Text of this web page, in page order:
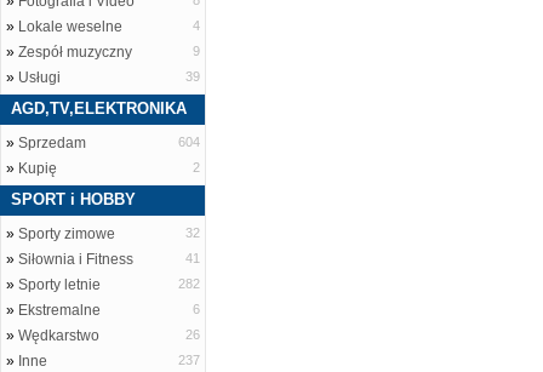
» Lokale weselne 4
» Zespół muzyczny 9
» Usługi 39
AGD,TV,ELEKTRONIKA
» Sprzedam 604
» Kupię 2
SPORT i HOBBY
» Sporty zimowe 32
» Siłownia i Fitness 41
» Sporty letnie 282
» Ekstremalne 6
» Wędkarstwo 26
» Inne 237